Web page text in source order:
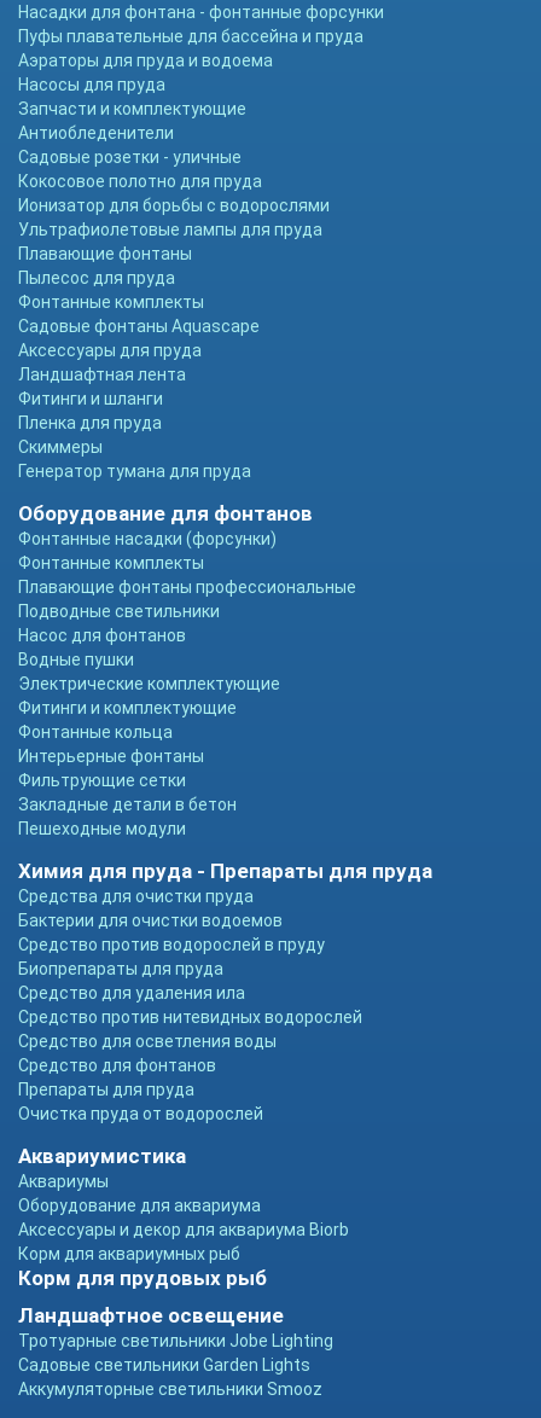
Насадки для фонтана - фонтанные форсунки
Пуфы плавательные для бассейна и пруда
Аэраторы для пруда и водоема
Насосы для пруда
Запчасти и комплектующие
Антиобледенители
Садовые розетки - уличные
Кокосовое полотно для пруда
Ионизатор для борьбы с водорослями
Ультрафиолетовые лампы для пруда
Плавающие фонтаны
Пылесос для пруда
Фонтанные комплекты
Садовые фонтаны Aquascape
Аксессуары для пруда
Ландшафтная лента
Фитинги и шланги
Пленка для пруда
Скиммеры
Генератор тумана для пруда
Оборудование для фонтанов
Фонтанные насадки (форсунки)
Фонтанные комплекты
Плавающие фонтаны профессиональные
Подводные светильники
Насос для фонтанов
Водные пушки
Электрические комплектующие
Фитинги и комплектующие
Фонтанные кольца
Интерьерные фонтаны
Фильтрующие сетки
Закладные детали в бетон
Пешеходные модули
Химия для пруда - Препараты для пруда
Средства для очистки пруда
Бактерии для очистки водоемов
Средство против водорослей в пруду
Биопрепараты для пруда
Средство для удаления ила
Средство против нитевидных водорослей
Средство для осветления воды
Средство для фонтанов
Препараты для пруда
Очистка пруда от водорослей
Аквариумистика
Аквариумы
Оборудование для аквариума
Аксессуары и декор для аквариума Biorb
Корм для аквариумных рыб
Корм для прудовых рыб
Ландшафтное освещение
Тротуарные светильники Jobe Lighting
Садовые светильники Garden Lights
Аккумуляторные светильники Smooz